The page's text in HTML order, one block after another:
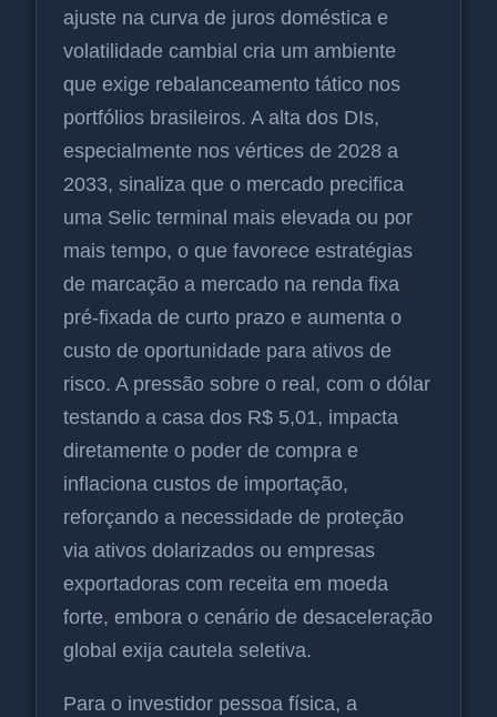
ajuste na curva de juros doméstica e
volatilidade cambial cria um ambiente
que exige rebalanceamento tático nos
portfólios brasileiros. A alta dos DIs,
especialmente nos vértices de 2028 a
2033, sinaliza que o mercado precifica
uma Selic terminal mais elevada ou por
mais tempo, o que favorece estratégias
de marcação a mercado na renda fixa
pré-fixada de curto prazo e aumenta o
custo de oportunidade para ativos de
risco. A pressão sobre o real, com o dólar
testando a casa dos R$ 5,01, impacta
diretamente o poder de compra e
inflaciona custos de importação,
reforçando a necessidade de proteção
via ativos dolarizados ou empresas
exportadoras com receita em moeda
forte, embora o cenário de desaceleração
global exija cautela seletiva.
Para o investidor pessoa física, a